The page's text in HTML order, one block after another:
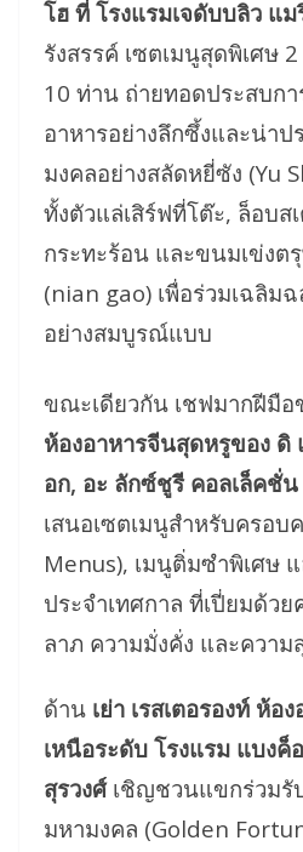
โฮ ที่ โรงแรมเจดับบลิว แม
รังสรรค์ เซตเมนูสุดพิเศษ
10 ท่าน ถ่ายทอดประสบก
อาหารอย่างลึกซึ้งและน่าป
มงคลอย่างสลัดหยี่ซัง (Yu
ทั้งตัวแล่เสิร์ฟที่โต๊ะ, ล็อบส
กระทะร้อน และขนมเข่งต
(nian gao) เพื่อร่วมเฉลิม
อย่างสมบูรณ์แบบ
ขณะเดียวกัน เชฟมากฝีมือ
ห้องอาหารจีนสุดหรูของ ดิ
อก, อะ ลักซ์ชูรี คอลเล็คชั่น
เสนอเซตเมนูสำหรับครอบ
Menus), เมนูติ่มซำพิเศษ
ประจำเทศกาล ที่เปี่ยมด้ว
ลาภ ความมั่งคั่ง และความ
ด้าน เย่า เรสเตอรองท์ ห้อ
เหนือระดับ โรงแรม แบงค็
สุรวงศ์เชิญชวนแขกร่วมรั
มหามงคล (Golden